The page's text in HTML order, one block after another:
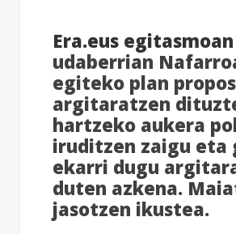
Era.eus egitasmoan
udaberrian
egiteko plan
argitaratzen
hartzeko aukera
iruditzen zaigu eta
ekarri dugu
duten azkena.
jasotzen ikustea.